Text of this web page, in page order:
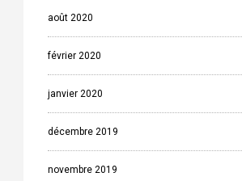
août 2020
février 2020
janvier 2020
décembre 2019
novembre 2019